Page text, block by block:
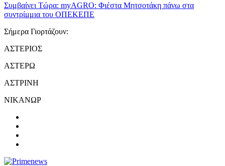
Συμβαίνει Τώρα: myAGRO: Φιέστα Μητσοτάκη πάνω στα
συντρίμμια του ΟΠΕΚΕΠΕ
Σήμερα Γιορτάζουν:
ΑΣΤΕΡΙΟΣ
ΑΣΤΕΡΩ
ΑΣΤΡΙΝΗ
ΝΙΚΑΝΩΡ